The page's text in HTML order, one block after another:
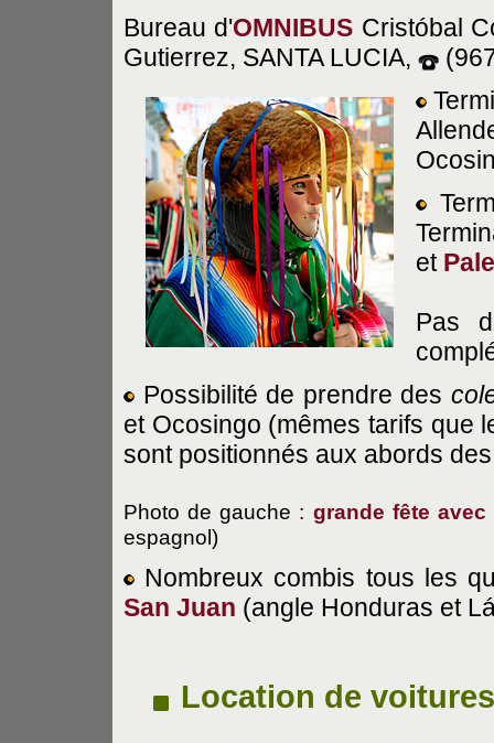
Bureau d'OMNIBUS Cristóbal
Gutierrez, SANTA LUCIA,
et
Pas
Possibilité de prendre des
et Ocosingo (mêmes tarifs que
sont positionnés aux abords
Photo de gauche : grande fête
espagnol)
Nombreux combis tous les
San Juan (angle Honduras et
Location de voitures